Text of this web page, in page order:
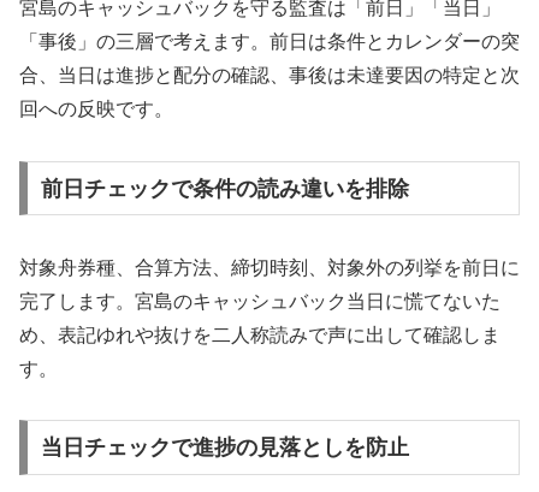
宮島のキャッシュバックを守る監査は「前日」「当日」
「事後」の三層で考えます。前日は条件とカレンダーの突
合、当日は進捗と配分の確認、事後は未達要因の特定と次
回への反映です。
前日チェックで条件の読み違いを排除
対象舟券種、合算方法、締切時刻、対象外の列挙を前日に
完了します。宮島のキャッシュバック当日に慌てないた
め、表記ゆれや抜けを二人称読みで声に出して確認しま
す。
当日チェックで進捗の見落としを防止